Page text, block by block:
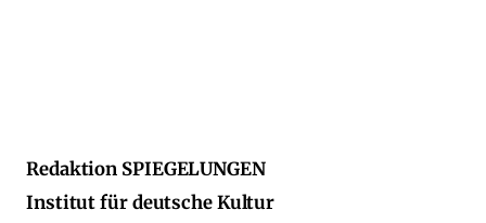
Redaktion SPIEGELUNGEN
Institut für deutsche Kultur